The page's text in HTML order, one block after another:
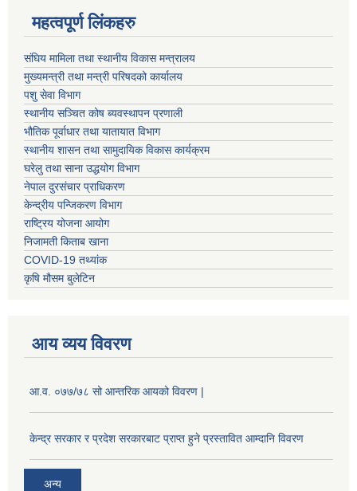
महत्वपूर्ण लिंकहरु
संघिय मामिला तथा स्थानीय विकास मन्त्रालय
मुख्यमन्त्री तथा मन्त्री परिषदको कार्यालय
पशु सेवा विभाग
स्थानीय सञ्चित कोष ब्यवस्थापन प्रणाली
भौतिक पूर्वाधार तथा यातायात विभाग
स्थानीय शासन तथा सामुदायिक विकास कार्यक्रम
घरेलु तथा साना उद्धयोग विभाग
नेपाल दुरसंचार प्राधिकरण
केन्द्रीय पन्जिकरण विभाग
राष्ट्रिय योजना आयोग
निजामती किताब खाना
COVID-19 तथ्यांक
कृषि मौसम बुलेटिन
आय व्यय विवरण
आ.व. ०७७/७८ सो आन्तरिक आयको विवरण |
केन्द्र सरकार र प्रदेश सरकारबाट प्राप्त हुने प्रस्तावित आम्दानि विवरण
अन्य